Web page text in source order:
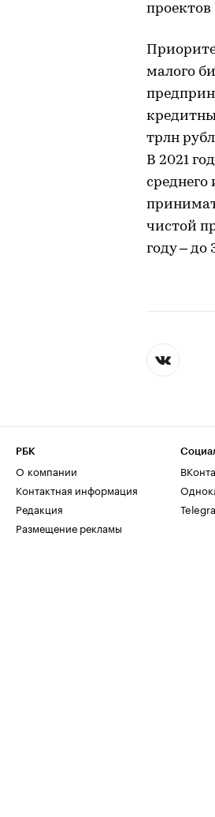
малого
трлн
В 2021
чистой
году – до
РБК
О компании
Контактная информация
Редакция
Размещение рекламы